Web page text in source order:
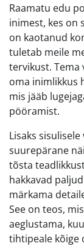
Raamatu edu
inimest, kes on
on kaotanud
tuletab meile
tervikust. Tema
oma inimlikkus
mis jääb
pööramist.
Lisaks
suurepärane
tõsta
hakkavad
märkama
See on teos,
aeglustama,
tihtipeale kõige